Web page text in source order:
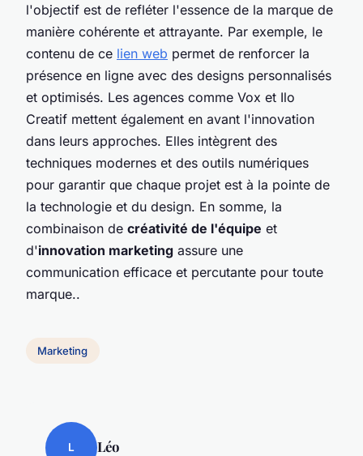
l'objectif est de refléter l'essence de la marque de
manière cohérente et attrayante. Par exemple, le
contenu de ce lien web permet de renforcer la
présence en ligne avec des designs personnalisés
et optimisés. Les agences comme Vox et Ilo
Creatif mettent également en avant l'innovation
dans leurs approches. Elles intègrent des
techniques modernes et des outils numériques
pour garantir que chaque projet est à la pointe de
la technologie et du design. En somme, la
combinaison de créativité de l'équipe et
d'innovation marketing assure une
communication efficace et percutante pour toute
marque..
Marketing
L Léo